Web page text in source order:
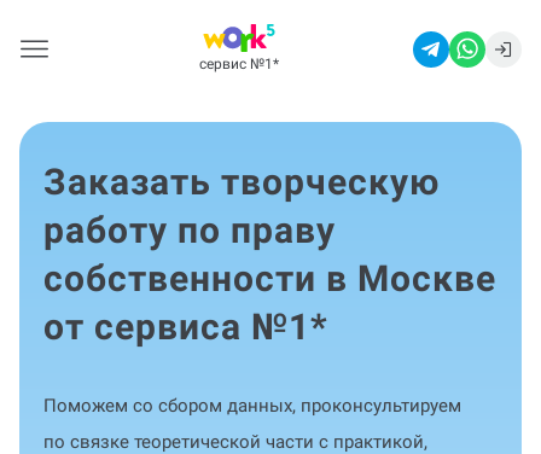
сервис №1 *
Заказать творческую
работу по праву
собственности в Москве
от сервиса №1*
Поможем со сбором данных, проконсультируем
по связке теоретической части с практикой,